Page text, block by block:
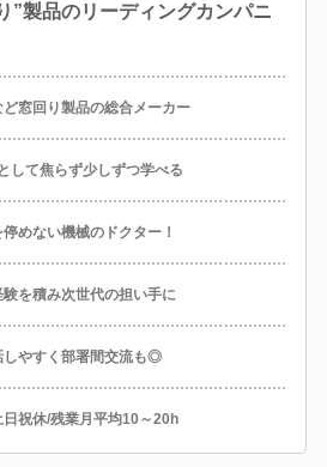
”製品のリーディングカンパニ
ど窓回り製品の総合メーカー
して焦らず少しずつ学べる
めない機械のドクター！
験を積み次世代の担い手に
しやすく部署間交流も◎
日祝休/残業月平均10～20h